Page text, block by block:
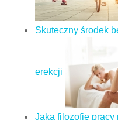
Skuteczny środek
erekcji
Jaką filozofię pracy